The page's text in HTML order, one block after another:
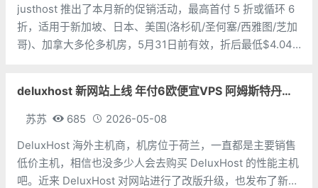
justhost 推出了本月新的促销活动，最高首付 5 折或循环 6
折，适用于新加坡、日本、美国(洛杉矶/圣何塞/西雅图/芝加
哥)、加拿大多伦多机房，5月31日前有效，折后最低$4.04/
deluxhost 新网站上线 年付6欧便宜VPS 阿姆斯特丹机房
苏苏 685
2026-05-08
DeluxHost 海外主机商，机房位于荷兰，一直都是主要销售
低价主机，相信也没多少人会去购买 DeluxHost 的性能主机
吧。近来 DeluxHost 对网站进行了改版升级，也发布了新的